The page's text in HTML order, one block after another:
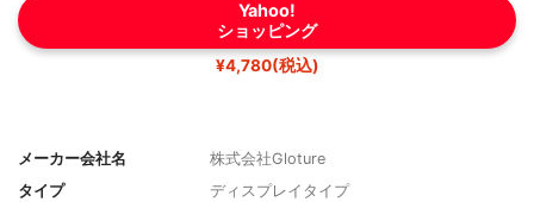
Yahoo!
ショッピング
¥4,780(税込)
メーカー会社名
株式会社Gloture
タイプ
ディスプレイタイプ